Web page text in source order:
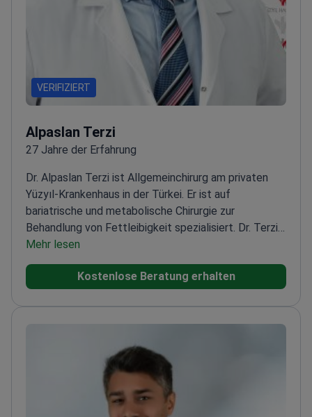
VERIFIZIERT
Alpaslan Terzi
27 Jahre der Erfahrung
Dr. Alpaslan Terzi ist Allgemeinchirurg am privaten
Yüzyıl-Krankenhaus in der Türkei. Er ist auf
bariatrische und metabolische Chirurgie zur
Behandlung von Fettleibigkeit spezialisiert. Dr. Terzi
behandelt Patienten mit Magenverkleinerung
Derzeit ist er als Professor an mehreren
tätig. Mitglied der Türkischen Chirurgischen
Gesellschaft und der Gesellschaft für Endokrine
Hält eine Erfolgsquote von 100 % bei allen
Patienten, die sich einer
Gewichtsreduktionsoperation unterzogen
Besitzt Zertifikate für experimentelle
Zellkulturen und Tierversuche für klinische
Mehr lesen
Kostenlose Beratung erhalten